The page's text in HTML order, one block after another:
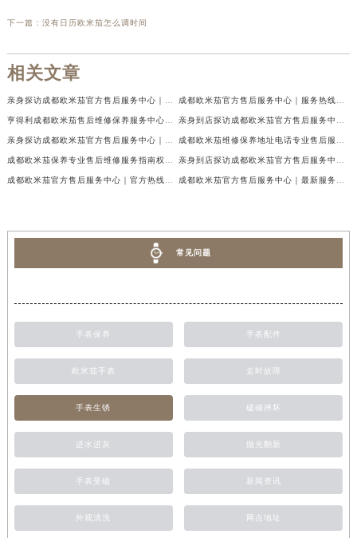
下一篇： 没有日历欧米茄怎么调时间
相关文章
亲身探访成都欧米茄官方售后服务中心｜地址与客服服务热线（2026年7月最新） 成都欧米茄官方售后服务中心｜服务热线及全部官方地址权威信息公示（2026年7月最新）
亨得利成都欧米茄售后维修保养服务中心权威公示（2026年7月最新） 亲身到店探访成都欧米茄官方售后服务中心｜最新电话与网点地址（2026年7月最新）
亲身探访成都欧米茄官方售后服务中心｜完整官方热线和详细地址（2026年7月最新） 成都欧米茄维修保养地址电话专业售后服务中心权威公示（2026年7月最新）
成都欧米茄保养专业售后维修服务指南权威公示（2026年7月最新） 亲身到店探访成都欧米茄官方售后服务中心｜最新地址及服务热线（2026年7月最新）
成都欧米茄官方售后服务中心｜官方热线及网点地址权威信息公示（2026年7月最新） 成都欧米茄官方售后服务中心｜最新服务电话及全部官方地址权威信息公示（2026年7月最新）
常见问题
手表保养 手表配件
欧米茄手表 走时故障
手表生锈 磕碰摔坏
进水进灰 抛光翻新
手表受磁 新闻资讯
外观清洗 网点地址